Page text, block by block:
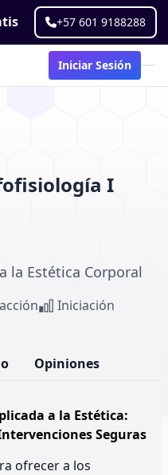
+57 601 9188288
Iniciar Sesión
I
la Estética Corporal
Iniciación
Opiniones
a la Estética:
Seguras
ofrecer a los